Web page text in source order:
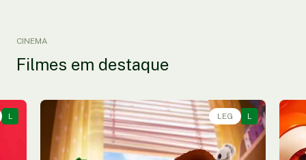
CINEMA
Filmes em destaque
L LEG L
Animação, Aventura, Comédia • • 1h40